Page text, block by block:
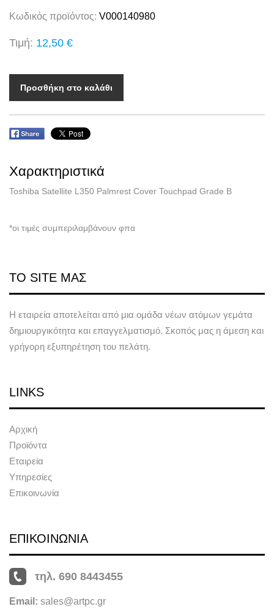
Κωδικός προϊόντος: V000140980
Τιμή: 12,50 €
Προσθήκη στο καλάθι
Χαρακτηριστικά
Toshiba Satellite L350 Palmrest Cover Touchpad Grade B
*οι τιμές συμπεριλαμβάνουν φπα
ΤΟ SITE ΜΑΣ
Η εταιρεία αποτελείται από μια ομάδα νέων ατόμων γεμάτα
δημιουργικότητα και επαγγελματισμό. Σκοπός μας η άμεση και
γρήγορη εξυπηρέτηση του πελάτη.
LINKS
Αρχική
Προϊόντα
Εταιρεία
Υπηρεσίες
Επικοινωνία
ΕΠΙΚΟΙΝΩΝΙΑ
τηλ. 690 8443455
Email: sales@artpc.gr